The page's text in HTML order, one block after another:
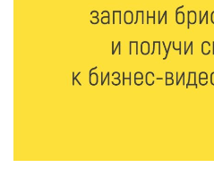
Медицина стала самым
абитуриентов в 2026 году
От сортировки мусора до